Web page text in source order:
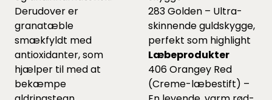
Derudover er
granatæble
smækfyldt med
antioxidanter, som
hjælper til med at
bekæmpe
283 Golden – Ultra-
skinnende guldskygge,
perfekt som highlight
Læbeprodukter
406 Orangey Red
(Creme-læbestift) –